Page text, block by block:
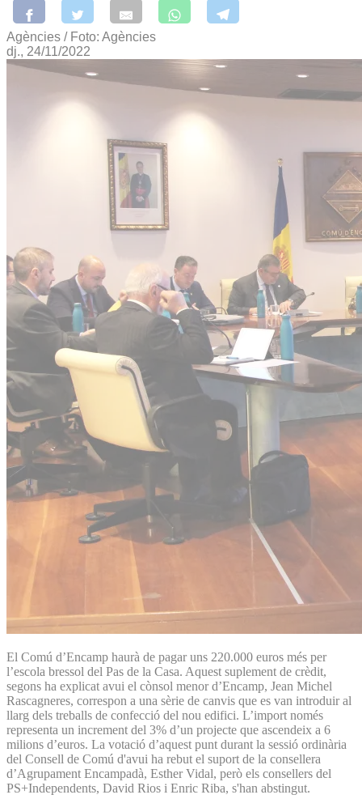
Agències / Foto: Agències
dj., 24/11/2022
El Comú d’Encamp haurà de pagar uns 220.000 euros més per
l’escola bressol del Pas de la Casa. Aquest suplement de crèdit,
segons ha explicat avui el cònsol menor d’Encamp, Jean Michel
Rascagneres, correspon a una sèrie de canvis que es van introduir al
llarg dels treballs de confecció del nou edifici. L’import només
representa un increment del 3% d’un projecte que ascendeix a 6
milions d’euros. La votació d’aquest punt durant la sessió ordinària
del Consell de Comú d'avui ha rebut el suport de la consellera
d’Agrupament Encampadà, Esther Vidal, però els consellers del
PS+Independents, David Rios i Enric Riba, s'han abstingut.